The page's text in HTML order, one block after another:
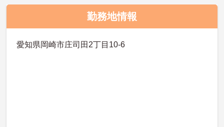
勤務地情報
愛知県岡崎市庄司田2丁目10-6